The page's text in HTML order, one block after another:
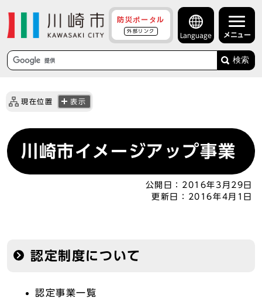
防災ポータル
外部リンク
Language メニュー
検索
現在位置 表示
川崎市イメージアップ事業
公開日： 2016年3月29日
更新日：
2016年4月1日
認定制度について
認定事業一覧